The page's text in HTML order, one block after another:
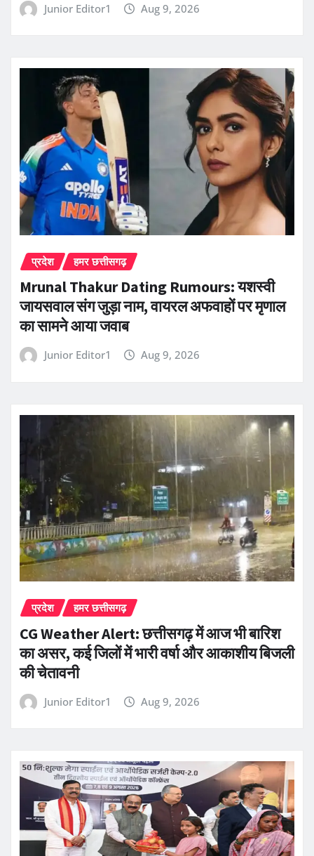
Junior Editor1 Aug 9, 2026
प्रदेश हमर छत्तीसगढ़
Mrunal Thakur Dating Rumours: यशस्वी
जायसवाल संग जुड़ा नाम, वायरल अफवाहों पर मृणाल
का सामने आया जवाब
Junior Editor1 Aug 9, 2026
प्रदेश हमर छत्तीसगढ़
CG Weather Alert: छत्तीसगढ़ में आज भी बारिश
का असर, कई जिलों में भारी वर्षा और आकाशीय बिजली
की चेतावनी
Junior Editor1 Aug 9, 2026